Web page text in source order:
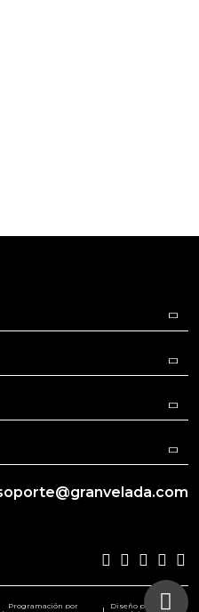
Programación por
Diseño por